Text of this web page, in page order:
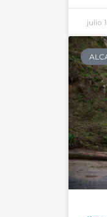
julio